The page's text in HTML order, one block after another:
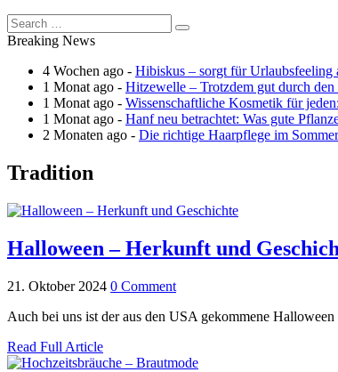
Breaking News
4 Wochen ago - Hibiskus – sorgt für Urlaubsfeeling
1 Monat ago - Hitzewelle – Trotzdem gut durch den
1 Monat ago - Wissenschaftliche Kosmetik für
1 Monat ago - Hanf neu betrachtet: Was gute
2 Monaten ago - Die richtige Haarpflege im Sommer
Tradition
Halloween – Herkunft und
21. Oktober 2024 0 Comment
Auch bei uns ist der aus den USA gekommene
Read Full Article